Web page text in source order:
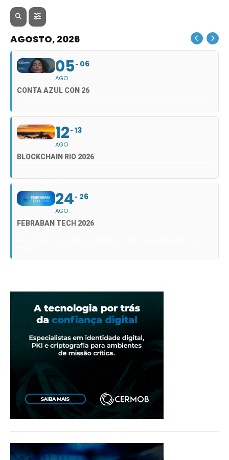
AGOSTO, 2026
05
AGO
06
CONTA AZUL CON 26
12
AGO
13
BLOCKCHAIN RIO 2026
24
AGO
26
FEBRABAN TECH 2026